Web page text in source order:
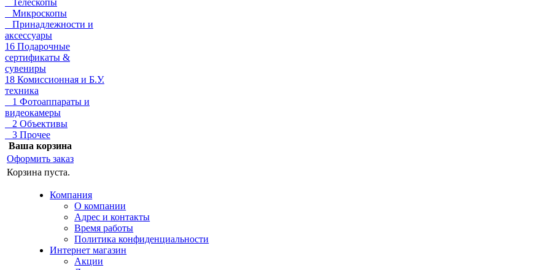
Телескопы
Микроскопы
Принадлежности и
аксессуары
16 Подарочные
сертификаты &
сувениры
18 Комиссионная и Б.У.
техника
1 Фотоаппараты и
видеокамеры
2 Объективы
3 Прочее
Ваша корзина
Оформить заказ
Корзина пуста.
Компания
О компании
Адрес и контакты
Время работы
Политика конфиденциальности
Интернет магазин
Акции